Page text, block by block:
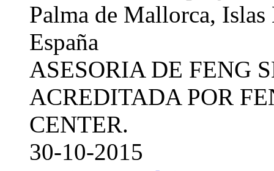
Palma de Mallorca, Islas
España
ASESORIA DE FENG
ACREDITADA POR
CENTER.
30-10-2015